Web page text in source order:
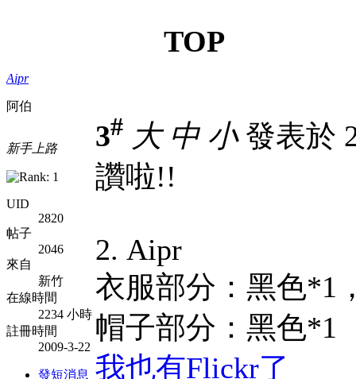
TOP
Aipr
阿伯
新手上路
UID
2820
帖子
2046
來自
新竹
在線時間
2234 小時
註冊時間
2009-3-22
發短消息
3# 大 中 小發表於
讚啦!!
2. Aipr
衣服部分：黑色*1
帽子部分：黑色*1
我也有Flickr了